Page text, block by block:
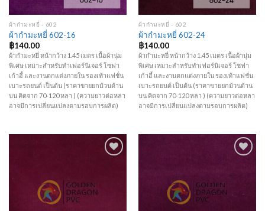
ผ้ากำมะหยี่ - 602
ผ้ากำมะหยี่ 602-16
฿140.00
ผ้ากำมะหยี่ หน้ากว้าง 1.45 เมตร เนื้อผ้านุ่ม
พิเศษ เหมาะสำหรับทำเฟอร์นิเจอร์ โซฟา
เก้าอี้ และงานตกแต่งภายใน รองเท้าแฟชั่น
เบาะรถยนต์ เป็นต้น (ราคาขายยกม้วนด้าน
บน คิดจาก 70-120 หลา ) (ความยาวต่อหลา
อาจมีการเปลี่ยนแปลงตามรอบการผลิต)
ผ้ากำมะหยี่ - 602
ผ้ากำมะหยี่ 602-24
฿140.00
ผ้ากำมะหยี่ หน้ากว้าง 1.45 เมตร เนื้อผ้านุ่ม
พิเศษ เหมาะสำหรับทำเฟอร์นิเจอร์ โซฟา
เก้าอี้ และงานตกแต่งภายใน รองเท้าแฟชั่น
เบาะรถยนต์ เป็นต้น (ราคาขายยกม้วนด้าน
บน คิดจาก 70-120 หลา ) (ความยาวต่อหลา
อาจมีการเปลี่ยนแปลงตามรอบการผลิต)